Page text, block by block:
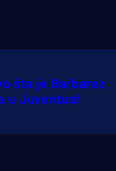
šta je Barbarez
u Juventus!